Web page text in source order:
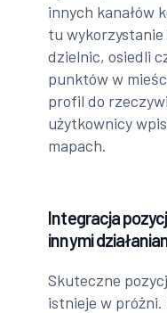
innych kanałów
tu
dzielnic, osiedli
punktów w
profil do
użytkownicy
mapach.
Integracja
innymi
Skuteczne
istnieje w